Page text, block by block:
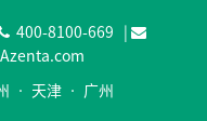
400-8100-669 |
• 天津 • 广州